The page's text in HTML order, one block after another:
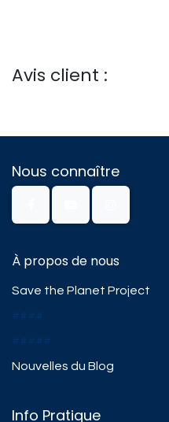
Avis client :
Nous connaître
À propos de nous
Save the Planet Project
####
#####
Nouvelles du Blog
Info Pratique